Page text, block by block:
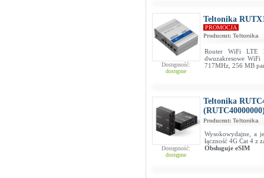
Dostępność:
dostępne
Teltonika
PROMOCJA
Producent: Teltonika
Router WiFi LTE
dwuzakresowe
717MHz, 256 MB
Dostępność:
dostępne
Teltonika
Producent: Teltonika
Wysokowydajne, a
łączność 4G Cat 4 z
Obsługuje eSIM